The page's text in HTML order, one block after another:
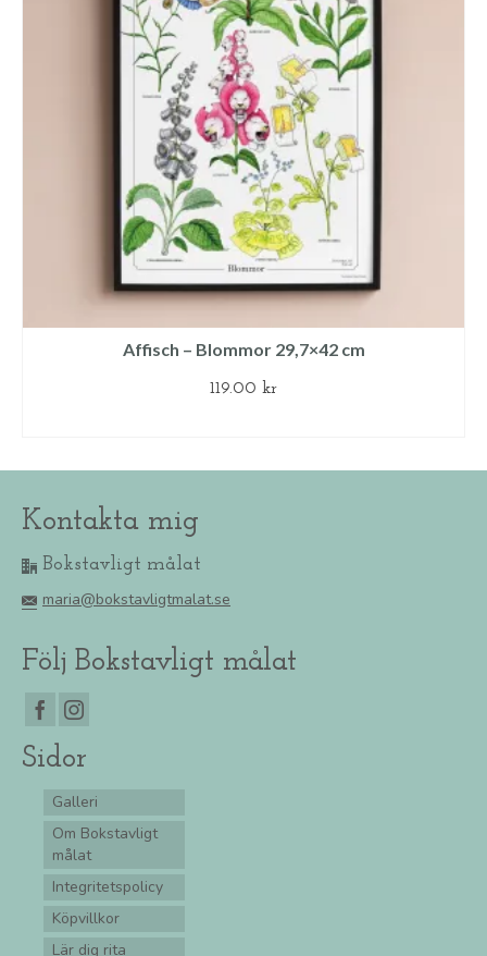
Affisch – Blommor 29,7×42 cm
119.00 kr
Kontakta mig
Bokstavligt målat
maria@bokstavligtmalat.se
Följ Bokstavligt målat
Sidor
Galleri
Om Bokstavligt
målat
Integritetspolicy
Köpvillkor
Lär dig rita